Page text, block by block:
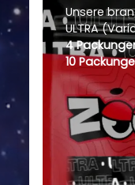
Unsere
ULTRA
4
10